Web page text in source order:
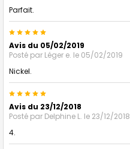
Parfait.
5
Avis du 05/02/2019
Posté par Léger e. le 05/02/2019
Nickel.
5
Avis du 23/12/2018
Posté par Delphine L. le 23/12/2018
4.